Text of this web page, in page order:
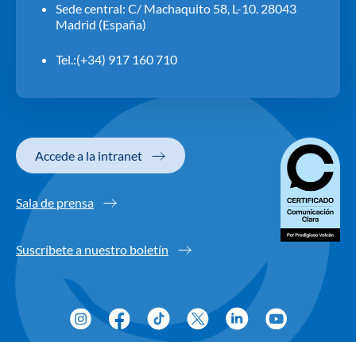
Sede central: C/ Machaquito 58, L-10. 28043
Madrid (España)
Tel.:(+34) 917 160 710
Accede a la intranet
Sala de prensa
Suscríbete a nuestro boletín